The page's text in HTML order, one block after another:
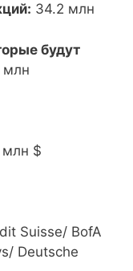
34.2 млн
будут
млн
млн $
Suisse/ BofA
Deutsche